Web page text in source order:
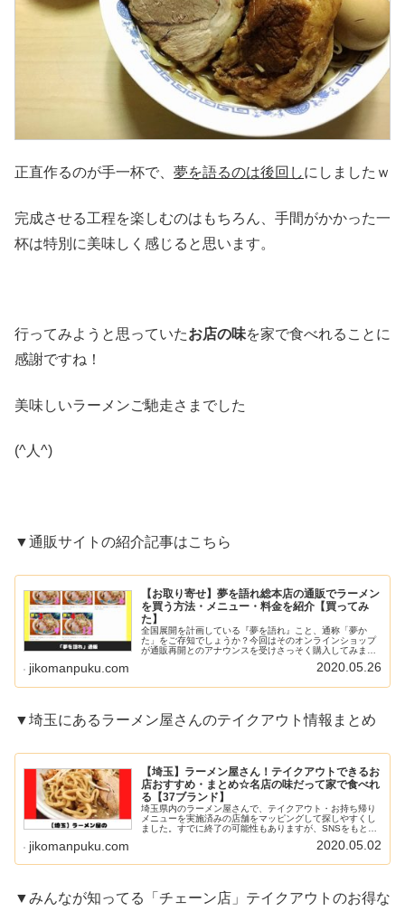
正直作るのが手一杯で、 夢を語るのは後回しにしましたｗ
完成させる工程を楽しむのはもちろん、手間がかかった一
杯は特別に美味しく感じると思います。
行ってみようと思っていたお店の味を家で食べれることに
感謝ですね！
美味しいラーメンご馳走さまでした
(^人^)
▼通販サイトの紹介記事はこちら
【お取り寄せ】夢を語れ総本店の通販でラーメン
を買う方法・メニュー・料金を紹介【買ってみ
た】
全国展開を計画している『夢を語れ』こと、通称「夢か
た」をご存知でしょうか？今回はそのオンラインショップ
が通販再開とのアナウンスを受けさっそく購入してみまし
jikomanpuku.com 2020.05.26
▼埼玉にあるラーメン屋さんのテイクアウト情報まとめ
【埼玉】ラーメン屋さん！テイクアウトできるお
店おすすめ・まとめ☆名店の味だって家で食べれ
る【37ブランド】
埼玉県内のラーメン屋さんで、テイクアウト・お持ち帰り
メニューを実施済みの店舗をマッピングして探しやすくし
ました。すでに終了の可能性もありますが、SNSをもとに
jikomanpuku.com 2020.05.02
▼みんなが知ってる「チェーン店」テイクアウトのお得な